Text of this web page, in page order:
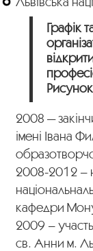
Графік
2008 —
імені Івана
2008-2012 –
кафедри
2009 –
св. Анни м.